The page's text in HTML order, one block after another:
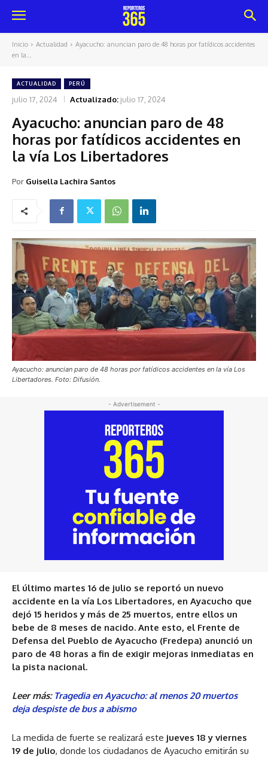
Inicio Actualidad
Ayacucho: anuncian paro de 48 horas por fatídicos accidentes
en la...
ACTUALIDAD PERÚ
julio 17, 2024 Actualizado: julio 17, 2024
Ayacucho: anuncian paro de 48
horas por fatídicos accidentes en
la vía Los Libertadores
Por Guisella Lachira Santos
Ayacucho: anuncian paro de 48 horas por fatídicos accidentes en la vía Los
Libertadores. Foto: Difusión.
- Advertisement -
El último martes 16 de julio se reportó un nuevo
accidente en la vía Los Libertadores, en Ayacucho que
dejó 15 heridos y más de 25 muertos, entre ellos un
bebe de 8 meses de nacido. Ante esto, el Frente de
Defensa del Pueblo de Ayacucho (Fredepa) anunció un
paro de 48 horas a fin de exigir mejoras inmediatas en
la pista nacional.
Leer más: Tragedia en Ayacucho: al menos 20 muertos
deja despiste de bus a abismo
La medida de fuerte se realizará este jueves 18 y viernes
19 de julio, donde los ciudadanos de Ayacucho emitirán su